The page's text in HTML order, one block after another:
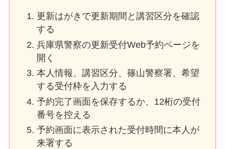
更新はがきで更新期間と講習区分を確認
する
兵庫県警察の更新受付Web予約ページを
開く
本人情報、講習区分、篠山警察署、希望
する受付枠を入力する
予約完了画面を保存するか、12桁の受付
番号を控える
予約画面に表示された受付時間に本人が
来署する